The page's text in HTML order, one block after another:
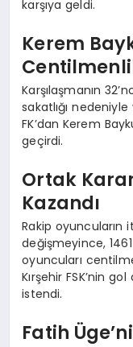
karşıya geldi.
Kerem
Karşılaşmanın
sakatlığı nedeniyle
FK’dan Kerem
geçirdi.
Ortak
Kazandı
Rakip oyuncuların
değişmeyince,
oyuncuları
Kırşehir FSK’nin
istendi.
Fatih